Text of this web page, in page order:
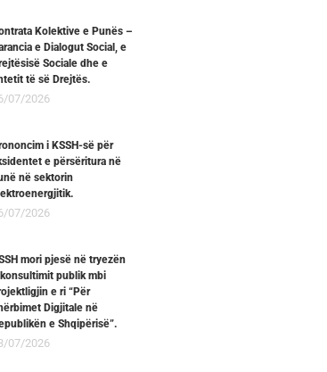
Kolektive e Punës –
e Dialogut Social, e
Sociale dhe e
të së Drejtës.
07/2026
i KSSH-së për
e përsëritura në
në sektorin
07/2026
mori pjesë në tryezën
publik mbi
e ri “Për
Digjitale në
e Shqipërisë”.
07/2026